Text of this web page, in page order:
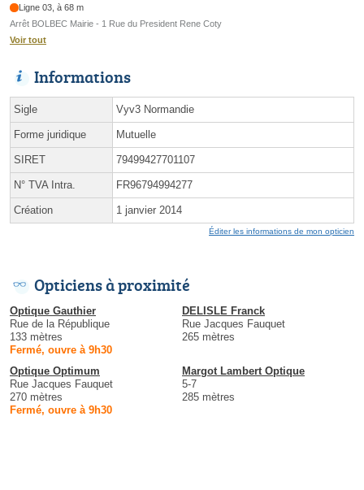
Ligne 03, à 68 m
Arrêt BOLBEC Mairie - 1 Rue du President Rene Coty
Voir tout
Informations
Sigle Vyv3 Normandie
Forme juridique Mutuelle
SIRET 79499427701107
N° TVA Intra. FR96794994277
Création 1 janvier 2014
Éditer les informations de mon opticien
Opticiens à proximité
Optique Gauthier
Rue de la République
133 mètres
Fermé, ouvre à 9h30
DELISLE Franck
Rue Jacques Fauquet
265 mètres
Optique Optimum
Rue Jacques Fauquet
270 mètres
Fermé, ouvre à 9h30
Margot Lambert Optique
5-7
285 mètres